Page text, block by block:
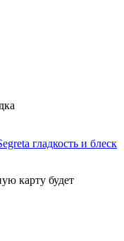
гладкость и блеск
карту будет